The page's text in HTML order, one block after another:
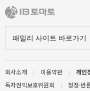
회사소개 이용약관 개인
독자권익보호위원회
정정·반